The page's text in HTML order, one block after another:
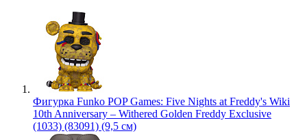
Фигурка Funko POP Games: Five Nights at Freddy's Wiki
10th Anniversary – Withered Golden Freddy Exclusive
(1033) (83091) (9,5 см)